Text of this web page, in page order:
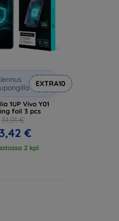
EXTRA10
1UP Vivo Y01
foil 3 pcs
31,91 €
€
2 kpl